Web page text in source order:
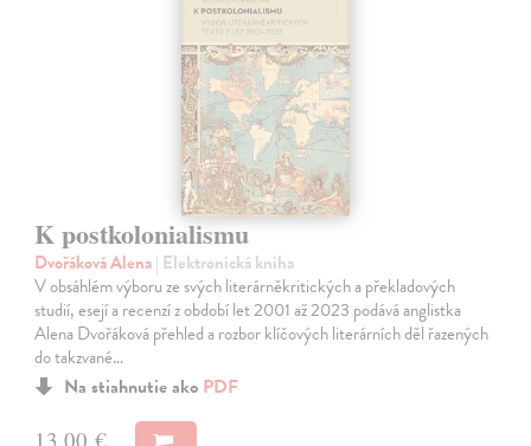
K postkolonialismu
Dvořáková Alena| Elektronická kniha
V obsáhlém výboru ze svých literárněkritických a překladových
studií, esejí a recenzí z období let 2001 až 2023 podává anglistka
Alena Dvořáková přehled a rozbor klíčových literárních děl řazených
do takzvané…
Na stiahnutie ako PDF
13,00 €